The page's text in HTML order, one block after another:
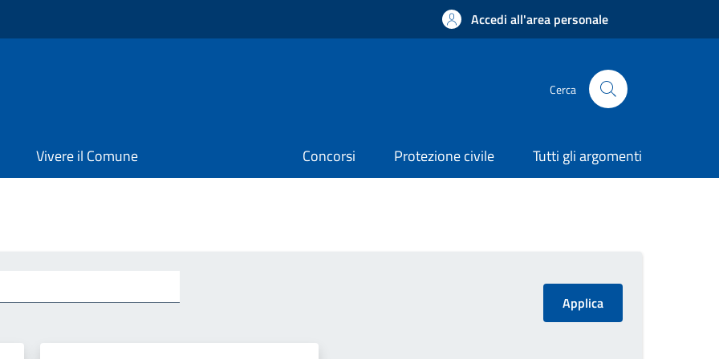
Accedi all'area personale
Cerca
Vivere il Comune Concorsi Protezione civile Tutti gli argomenti